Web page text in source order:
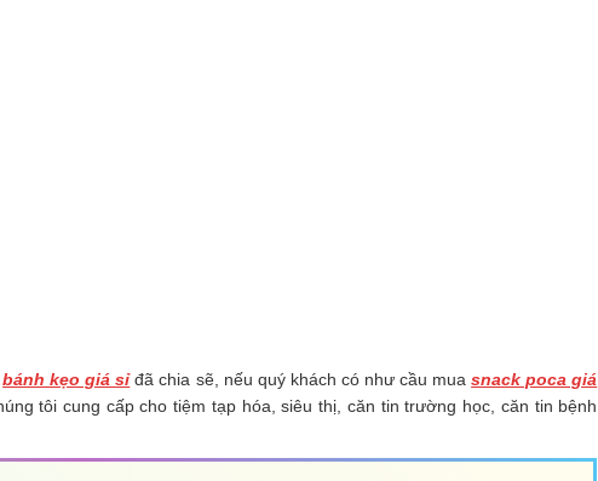
bánh kẹo giá sỉđã chia sẽ, nếu quý khách có như cầu muasnack poca giá
tôi cung cấp cho tiệm tạp hóa, siêu thị, căn tin trường học, căn tin bệnh